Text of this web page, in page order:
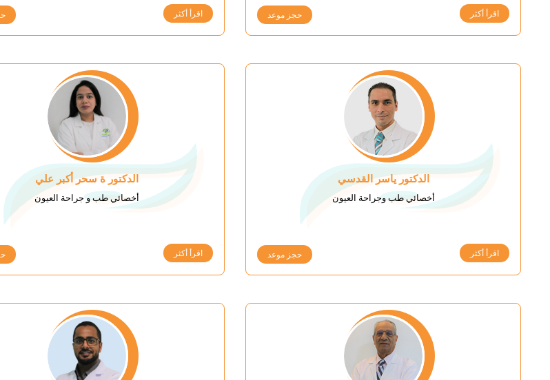
اقرأ أكثر حجز موعد اقرأ أكثر
الدكتور ياسر القدسي
أخصائي طب وجراحة العيون
اقرأ أكثر حجز موعد
الدكتور ة سحر أكبر علي
أخصائي طب و جراحة العيون
اقرأ أكثر